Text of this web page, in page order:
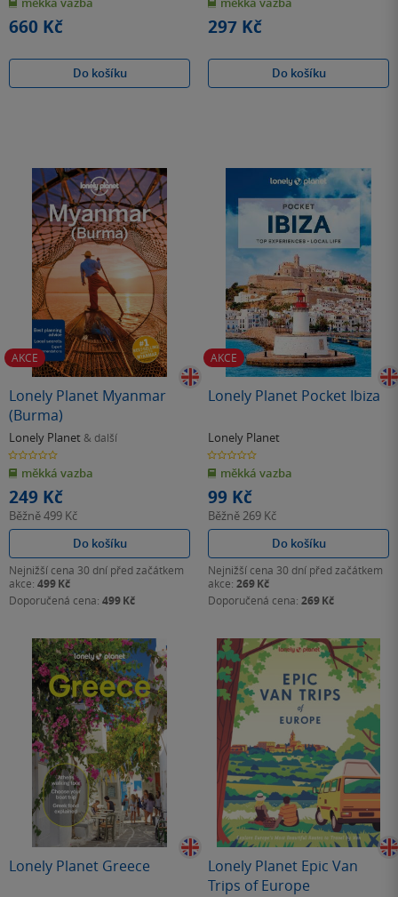
hvězdiček
660 Kč
Do košíku
hvězdiček
297 Kč
Do košíku
AKCE
Lonely Planet Myanmar
(Burma)
Lonely Planet & další
0.0
z
5
hvězdiček
měkká vazba
249 Kč
Běžně499 Kč
Do košíku
Nejnižší cena 30 dní před začátkem
akce: 499 Kč
Doporučená cena: 499 Kč
AKCE
Lonely Planet Pocket Ibiza
Lonely Planet
0.0
z
5
hvězdiček
měkká vazba
99 Kč
Běžně269 Kč
Do košíku
Nejnižší cena 30 dní před začátkem
akce: 269 Kč
Doporučená cena: 269 Kč
Lonely Planet Greece
Lonely Planet Epic Van
Trips of Europe